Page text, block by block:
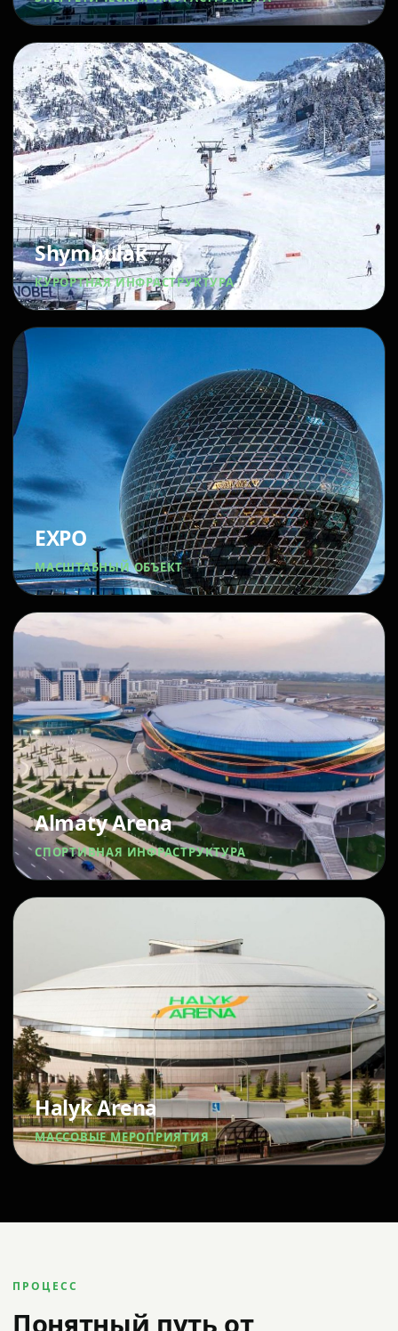
Shymbulak
КУРОРТНАЯ ИНФРАСТРУКТУРА
EXPO
МАСШТАБНЫЙ ОБЪЕКТ
Almaty Arena
СПОРТИВНАЯ ИНФРАСТРУКТУРА
Halyk Arena
МАССОВЫЕ МЕРОПРИЯТИЯ
ПРОЦЕСС
Понятный путь от